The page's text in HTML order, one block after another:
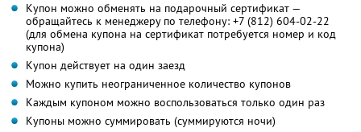
Купон можно обменять на подарочный сертификат —
обращайтесь к менеджеру по телефону: +7 (812) 604-02-22
(для обмена купона на сертификат потребуется номер и код
купона)
Купон действует на один заезд
Можно купить неограниченное количество купонов
Каждым купоном можно воспользоваться только один раз
Купоны можно суммировать (суммируются ночи)